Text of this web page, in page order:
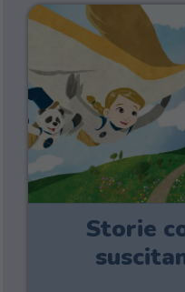
Storie